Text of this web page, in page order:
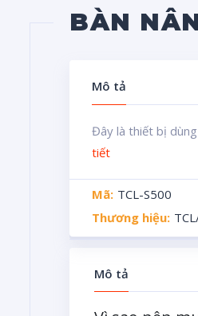
BÀN
Mô tả
Đây là thiết bị
tiết
Mã: TCL-S500
Thương hiệu:
Mô tả